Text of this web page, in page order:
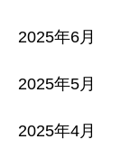
2025年6月
2025年5月
2025年4月